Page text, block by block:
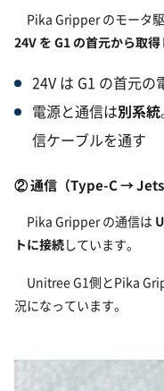
Pika Gripper のモータ
24V を G1 の首元から取得
24V は G1 の首元の
電源と通信は別系統
信ケーブルを通す
② 通信（Type-C →
Pika Gripper の通信は
トに接続しています。
Unitree G1側とPika
況になっています。